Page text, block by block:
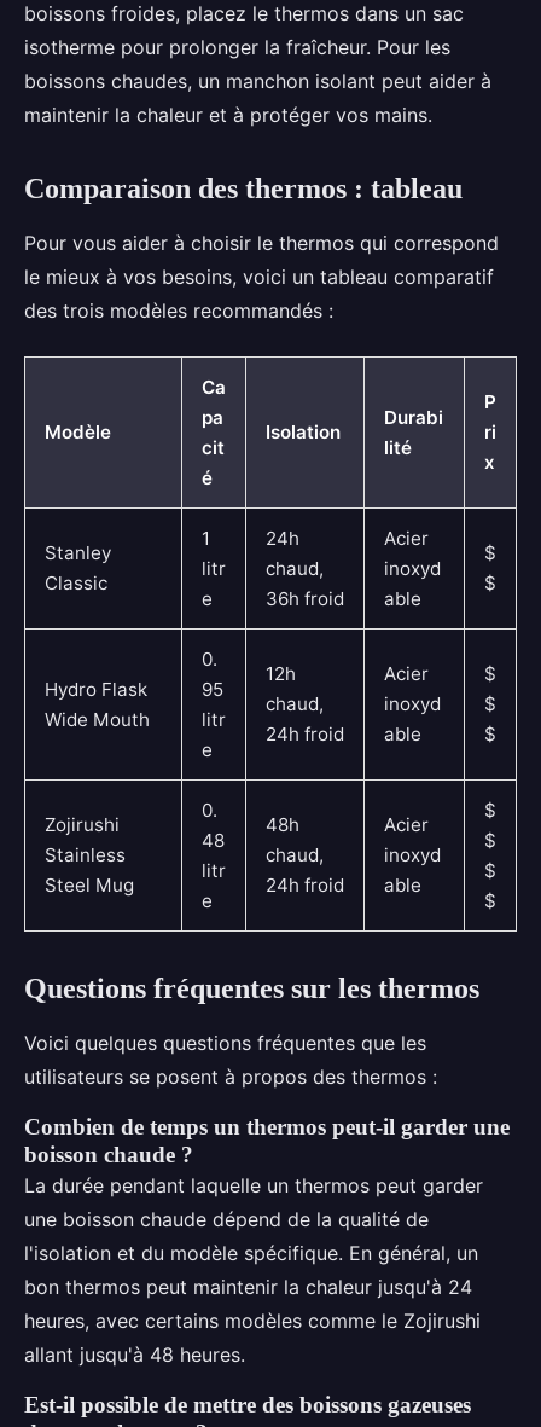
boissons froides, placez le thermos dans un sac
isotherme pour prolonger la fraîcheur. Pour les
boissons chaudes, un manchon isolant peut aider à
maintenir la chaleur et à protéger vos mains.
Comparaison des thermos : tableau
Pour vous aider à choisir le thermos qui correspond
le mieux à vos besoins, voici un tableau comparatif
des trois modèles recommandés :
Modèle
Ca
pa
cit
é
Isolation
Durabi
lité
P
ri
x
Stanley
Classic
1
litr
e
24h
chaud,
36h froid
Acier
inoxyd
able
$
$
Hydro Flask
Wide Mouth
0.
95
litr
e
12h
chaud,
24h froid
Acier
inoxyd
able
$
$
$
Zojirushi
Stainless
Steel Mug
0.
48
litr
e
48h
chaud,
24h froid
Acier
inoxyd
able
$
$
$
$
Questions fréquentes sur les thermos
Voici quelques questions fréquentes que les
utilisateurs se posent à propos des thermos :
Combien de temps un thermos peut-il garder une
boisson chaude ?
La durée pendant laquelle un thermos peut garder
une boisson chaude dépend de la qualité de
l'isolation et du modèle spécifique. En général, un
bon thermos peut maintenir la chaleur jusqu'à 24
heures, avec certains modèles comme le Zojirushi
allant jusqu'à 48 heures.
Est-il possible de mettre des boissons gazeuses